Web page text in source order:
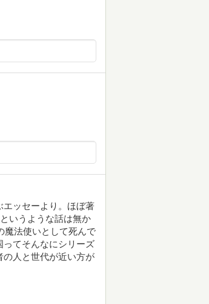
エッセーより。ほぼ著
いうような話は無か
魔法使いとして死んで
てそんなにシリーズ
の人と世代が近い方が